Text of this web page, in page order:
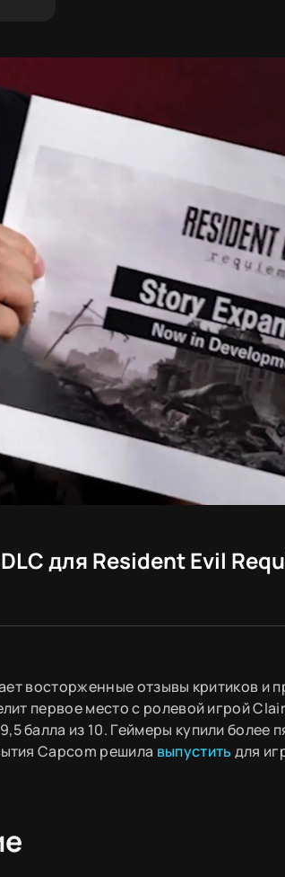
для Resident Evil
восторженные отзывы критиков и
первое место с ролевой игрой
балла из 10. Геймеры купили более
Capcom решила выпустить для